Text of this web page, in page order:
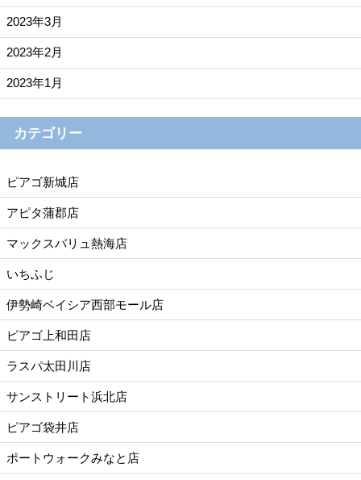
2023年3月
2023年2月
2023年1月
カテゴリー
ピアゴ新城店
アピタ蒲郡店
マックスバリュ熱海店
いちふじ
伊勢崎ベイシア西部モール店
ピアゴ上和田店
ラスパ太田川店
サンストリート浜北店
ピアゴ袋井店
ポートウォークみなと店